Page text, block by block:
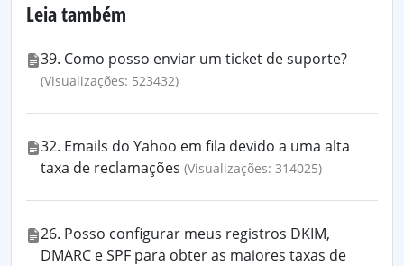
Leia também
39. Como posso enviar um ticket de suporte?
(Visualizações: 523432)
32. Emails do Yahoo em fila devido a uma alta
taxa de reclamações (Visualizações: 314025)
26. Posso configurar meus registros DKIM,
DMARC e SPF para obter as maiores taxas de